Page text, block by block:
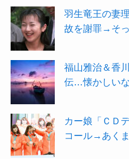
羽生竜王の妻
故を謝罪→そ
福山雅治＆香
伝…懐かしいな
カー娘「ＣＤ
コール→あく